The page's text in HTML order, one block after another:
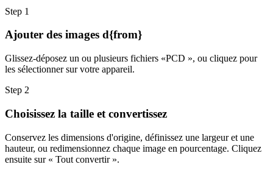
Step 1
Ajouter des images d{from}
Glissez-déposez un ou plusieurs fichiers «PCD », ou cliquez pour
les sélectionner sur votre appareil.
Step 2
Choisissez la taille et convertissez
Conservez les dimensions d'origine, définissez une largeur et une
hauteur, ou redimensionnez chaque image en pourcentage. Cliquez
ensuite sur « Tout convertir ».